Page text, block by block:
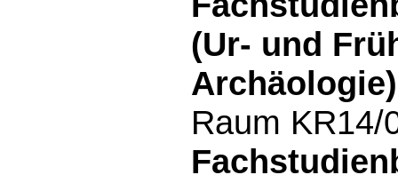
(Ur- und
Raum KR14/